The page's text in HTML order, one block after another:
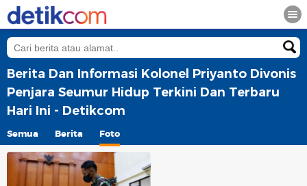
Berita Dan Informasi Kolonel Priyanto Divonis
Penjara Seumur Hidup Terkini Dan Terbaru
Hari Ini - Detikcom
Semua Berita Foto